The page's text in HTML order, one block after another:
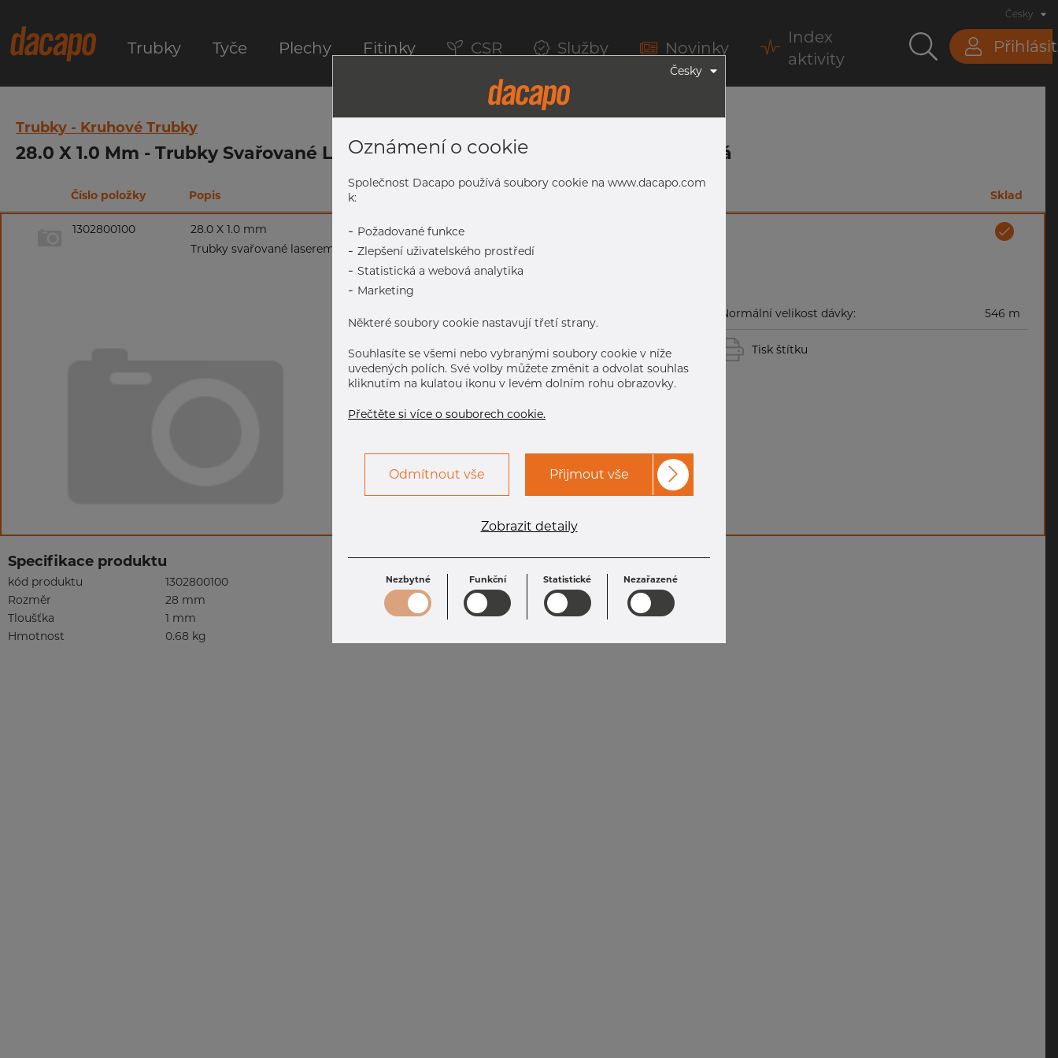
Trubky Tyče Plechy Fitinky CSR Služby Novinky
Index
aktivity
Přihlásit
Česky
Trubky - Kruhové Trubky
28.0 X 1.0 Mm - Trubky Svařované Laserem, 1.4307, EN 10217-7, Nežíhaná, Lesklá
Číslo položky Popis Sklad
1302800100
28.0 X 1.0 mm
Trubky svařované laserem, 1.4307, EN 10217-7, nežíhaná, lesklá
Normální velikost dávky: 546 m
Tisk štítku
Specifikace produktu
kód produktu
1302800100
Rozměr
28 mm
Tloušťka
1 mm
Hmotnost
0.68 kg
Česky
Oznámení o cookie
Společnost Dacapo používá soubory cookie na www.dacapo.com
k:
- Požadované funkce
- Zlepšení uživatelského prostředí
- Statistická a webová analytika
- Marketing
Některé soubory cookie nastavují třetí strany.
Souhlasíte se všemi nebo vybranými soubory cookie v níže
uvedených polích. Své volby můžete změnit a odvolat souhlas
kliknutím na kulatou ikonu v levém dolním rohu obrazovky.
Přečtěte si více o souborech cookie.
Odmítnout vše Přijmout vše
Zobrazit detaily
Nezbytné Funkční Statistické Nezařazené